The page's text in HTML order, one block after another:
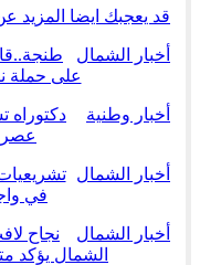
قد يعجبك ايضا المزيد
أخبار الشمال
على حملة
أخبار وطنية
دكتوراه
عصر
أخبار الشمال
في
أخبار الشمال
الشمال يؤكد